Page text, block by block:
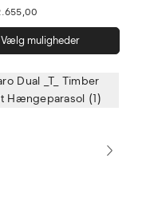
Vælg muligheder
vare